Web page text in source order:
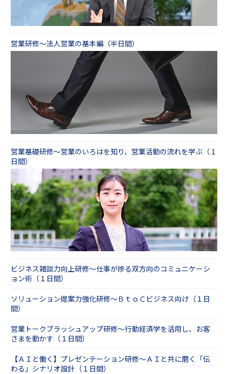
営業研修～法人営業の基本編（半日間）
営業基礎研修～営業のいろはを知り、営業活動の流れを学ぶ（１
日間）
ビジネス雑談力向上研修～仕事が捗る双方向のコミュニケーシ
ョン術（１日間）
ソリューション提案力強化研修～ＢｔｏＣビジネス向け（１日
間）
営業トークブラッシュアップ研修～行動経済学を活用し、お客
さまを動かす（１日間）
【ＡＩと働く】プレゼンテーション研修～ＡＩと共に磨く「伝
わる」シナリオ設計（１日間）